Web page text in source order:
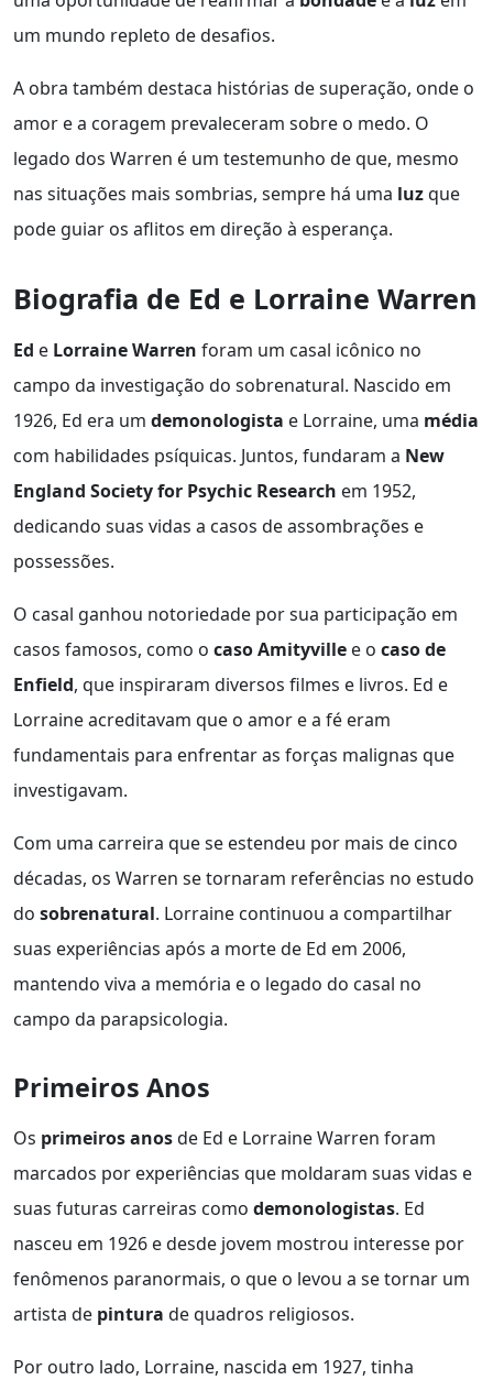
um mundo repleto de desafios.
A obra também destaca histórias de superação, onde o
amor e a coragem prevaleceram sobre o medo. O
legado dos Warren é um testemunho de que, mesmo
nas situações mais sombrias, sempre há uma luzque
pode guiar os aflitos em direção à esperança.
Biografia de Ed e Lorraine Warren
Ed e Lorraine Warren foram um casal icônico no
campo da investigação do sobrenatural. Nascido em
1926, Ed era um demonologista e Lorraine, uma média
com habilidades psíquicas. Juntos, fundaram a New
England Society for Psychic Research em 1952,
dedicando suas vidas a casos de assombrações e
possessões.
O casal ganhou notoriedade por sua participação em
casos famosos, como o caso Amityville e o caso de
Enfield, que inspiraram diversos filmes e livros. Ed e
Lorraine acreditavam que o amor e a fé eram
fundamentais para enfrentar as forças malignas que
investigavam.
Com uma carreira que se estendeu por mais de cinco
décadas, os Warren se tornaram referências no estudo
do sobrenatural. Lorraine continuou a compartilhar
suas experiências após a morte de Ed em 2006,
mantendo viva a memória e o legado do casal no
campo da parapsicologia.
Primeiros Anos
Os primeiros anosde Ed e Lorraine Warren foram
marcados por experiências que moldaram suas vidas e
suas futuras carreiras como demonologistas. Ed
nasceu em 1926 e desde jovem mostrou interesse por
fenômenos paranormais, o que o levou a se tornar um
artista de pintura de quadros religiosos.
Por outro lado, Lorraine, nascida em 1927, tinha